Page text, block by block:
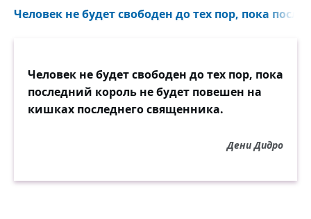
Человек не будет свободен до тех пор, пока
Человек не будет свободен до тех пор, пока
последний король не будет повешен на
кишках последнего священника.
Дени Дидро